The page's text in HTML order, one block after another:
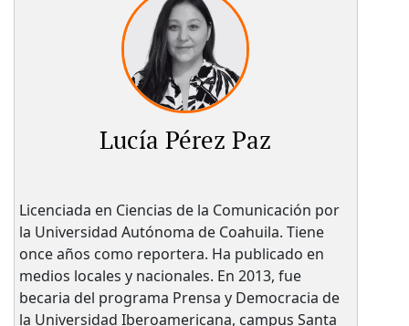
Lucía Pérez Paz
Licenciada en Ciencias de la Comunicación por
la Universidad Autónoma de Coahuila. Tiene
once años como reportera. Ha publicado en
medios locales y nacionales. En 2013, fue
becaria del programa Prensa y Democracia de
la Universidad Iberoamericana, campus Santa